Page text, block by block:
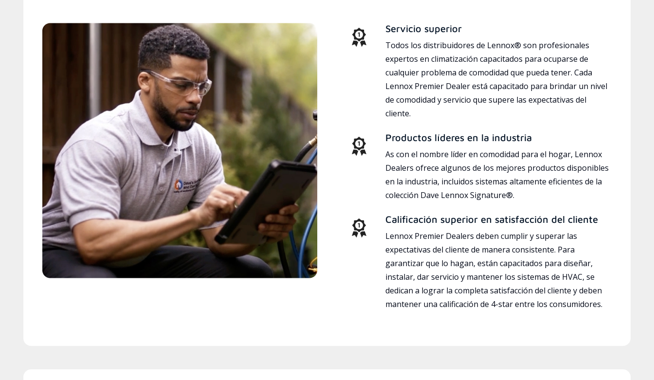
Servicio superior
Todos los distribuidores de Lennox® son profesionales
expertos en climatización capacitados para ocuparse de
cualquier problema de comodidad que pueda tener. Cada
Lennox Premier Dealer está capacitado para brindar un nivel
de comodidad y servicio que supere las expectativas del
cliente.
Productos líderes en la industria
As con el nombre líder en comodidad para el hogar, Lennox
Dealers ofrece algunos de los mejores productos disponibles
en la industria, incluidos sistemas altamente eficientes de la
colección Dave Lennox Signature®.
Calificación superior en satisfacción del cliente
Lennox Premier Dealers deben cumplir y superar las
expectativas del cliente de manera consistente. Para
garantizar que lo hagan, están capacitados para diseñar,
instalar, dar servicio y mantener los sistemas de HVAC, se
dedican a lograr la completa satisfacción del cliente y deben
mantener una calificación de 4-star entre los consumidores.